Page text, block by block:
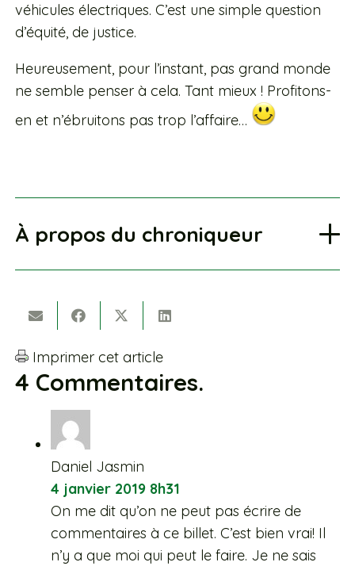
véhicules électriques. C’est une simple question
d’équité, de justice.
Heureusement, pour l’instant, pas grand monde
ne semble penser à cela. Tant mieux ! Profitons-
en et n’ébruitons pas trop l’affaire…
À propos du chroniqueur
Imprimer cet article
4 Commentaires.
Daniel Jasmin
4 janvier 2019 8h31
On me dit qu’on ne peut pas écrire de
commentaires à ce billet. C’est bien vrai! Il
n’y a que moi qui peut le faire. Je ne sais